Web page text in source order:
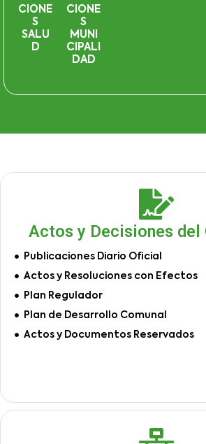
CIONE
S
SALU
D
CIONE
S
MUNI
CIPALI
DAD
Actos y Decisiones del
Publicaciones Diario Oficial
Actos y Resoluciones con Efectos
Plan Regulador
Plan de Desarrollo Comunal
Actos y Documentos Reservados